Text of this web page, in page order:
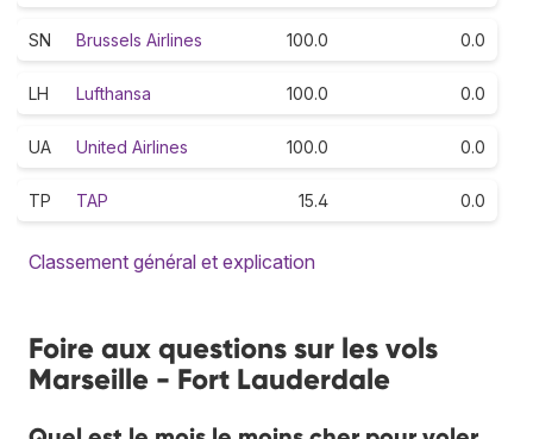
SN Brussels Airlines 100.0 0.0
LH Lufthansa 100.0 0.0
UA United Airlines 100.0 0.0
TP TAP 15.4 0.0
Classement général et explication
Foire aux questions sur les vols
Marseille - Fort Lauderdale